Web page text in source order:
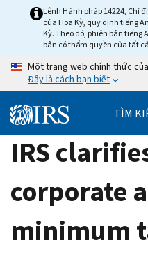
Lệnh Hành pháp 14224, Chỉ
của Hoa Kỳ, quy định tiếng
Kỳ. Theo đó, phiên bản
bản có thẩm quyền của tất
Một trang web chính thức
Đây là cách bạn biết
TÌM
IRS
corporate
minimum